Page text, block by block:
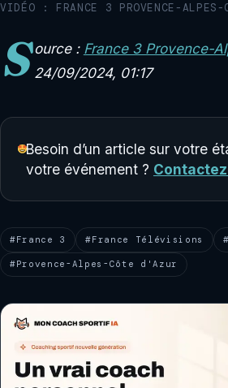
VIDÉO : FRANCE 3 PROVENCE-ALPES-
S ource : France 3 Provence-
24/09/2024, 01:17
Besoin d’un article sur votre
votre événement ?
#France 3 #France Télévisions
#Provence-Alpes-Côte d'Azur